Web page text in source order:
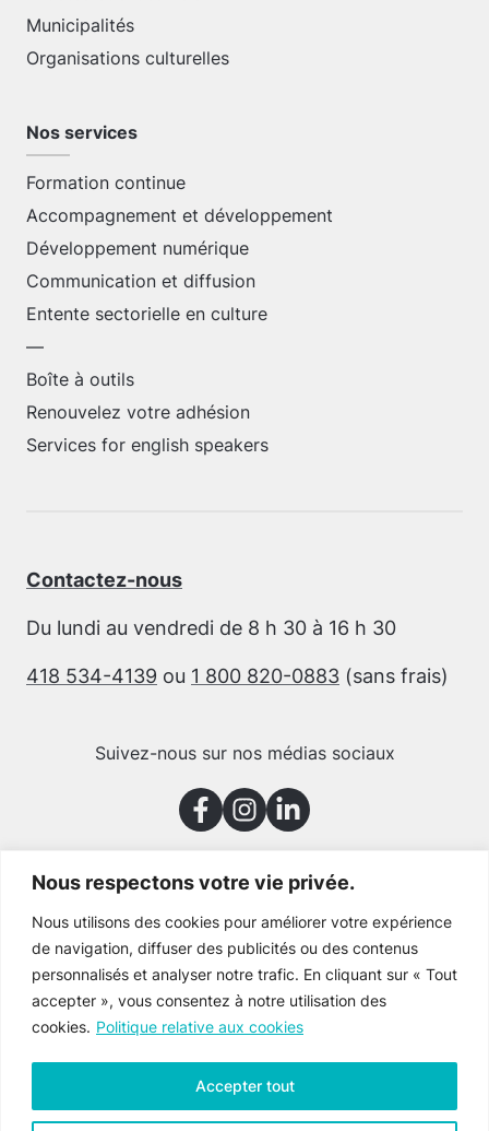
Nous respectons votre vie privée.
Nous utilisons des cookies pour améliorer votre expérience
de navigation, diffuser des publicités ou des contenus
personnalisés et analyser notre trafic. En cliquant sur « Tout
accepter », vous consentez à notre utilisation des
cookies. Politique relative aux cookies
Accepter tout
Municipalités
Organisations culturelles
Nos services
Formation continue
Accompagnement et développement
Développement numérique
Communication et diffusion
Entente sectorielle en culture
—
Boîte à outils
Renouvelez votre adhésion
Services for english speakers
Contactez-nous
Du lundi au vendredi de 8 h 30 à 16 h 30
418 534-4139 ou 1 800 820-0883 (sans frais)
Suivez-nous sur nos médias sociaux
Merci à nos partenaires